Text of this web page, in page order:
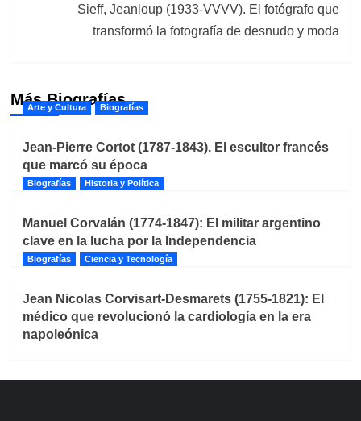
Sieff, Jeanloup (1933-VVVV). El fotógrafo que
transformó la fotografía de desnudo y moda
Más Biografías
Arte y Cultura Biografías
Jean-Pierre Cortot (1787-1843). El escultor francés
que marcó su época
Biografías Historia y Política
Manuel Corvalán (1774-1847): El militar argentino
clave en la lucha por la Independencia
Biografías Ciencia y Tecnología
Jean Nicolas Corvisart-Desmarets (1755-1821): El
médico que revolucionó la cardiología en la era
napoleónica